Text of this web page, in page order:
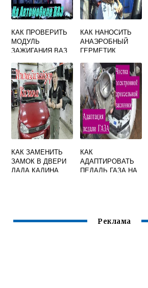
КАК ПРОВЕРИТЬ
МОДУЛЬ
ЗАЖИГАНИЯ ВАЗ
КАК НАНОСИТЬ
АНАЭРОБНЫЙ
ГЕРМЕТИК
КАК ЗАМЕНИТЬ
ЗАМОК В ДВЕРИ
ЛАДА КАЛИНА
КАК
АДАПТИРОВАТЬ
ПЕДАЛЬ ГАЗА НА
Реклама